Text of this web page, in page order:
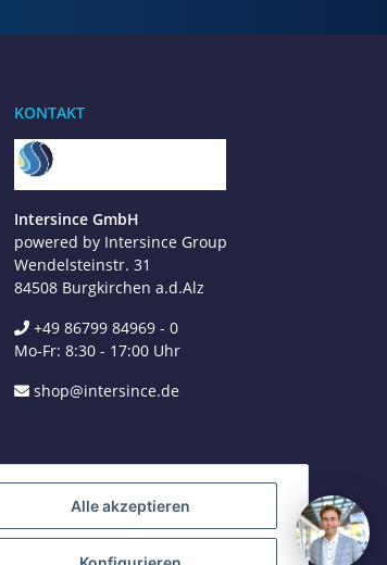
Jetzt anrufen
WhatsApp
+49 162 5669885
E-Mail schreiben
shop@intersince.de
KONTAKT
Intersince GmbH
powered by Intersince Group
Wendelsteinstr. 31
84508 Burgkirchen a.d.Alz
+49 86799 84969 - 0
Mo-Fr: 8:30 - 17:00 Uhr
shop@intersince.de
Alle akzeptieren